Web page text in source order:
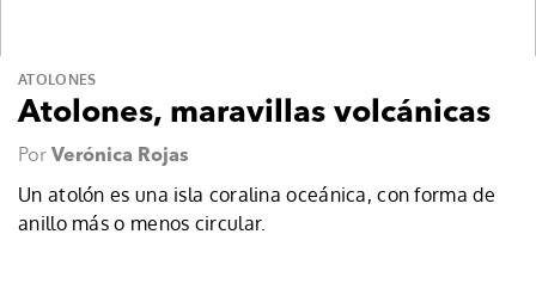
ATOLONES
Atolones, maravillas volcánicas
Por Verónica Rojas
Un atolón es una isla coralina oceánica, con forma de
anillo más o menos circular.